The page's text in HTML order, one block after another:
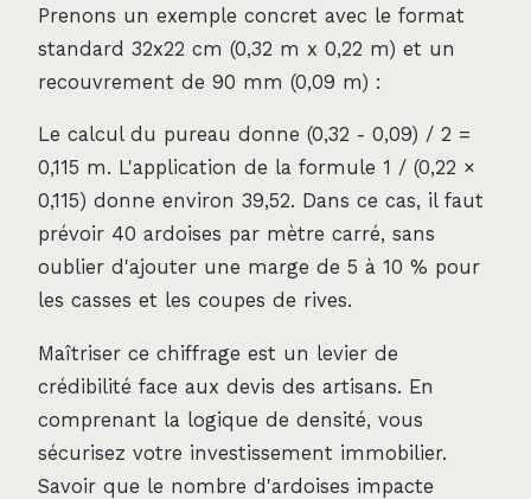
Prenons un exemple concret avec le format
standard 32x22 cm (0,32 m x 0,22 m) et un
recouvrement de 90 mm (0,09 m) :
Le calcul du pureau donne (0,32 - 0,09) / 2 =
0,115 m. L'application de la formule 1 / (0,22 ×
0,115) donne environ 39,52. Dans ce cas, il faut
prévoir 40 ardoises par mètre carré, sans
oublier d'ajouter une marge de 5 à 10 % pour
les casses et les coupes de rives.
Maîtriser ce chiffrage est un levier de
crédibilité face aux devis des artisans. En
comprenant la logique de densité, vous
sécurisez votre investissement immobilier.
Savoir que le nombre d'ardoises impacte